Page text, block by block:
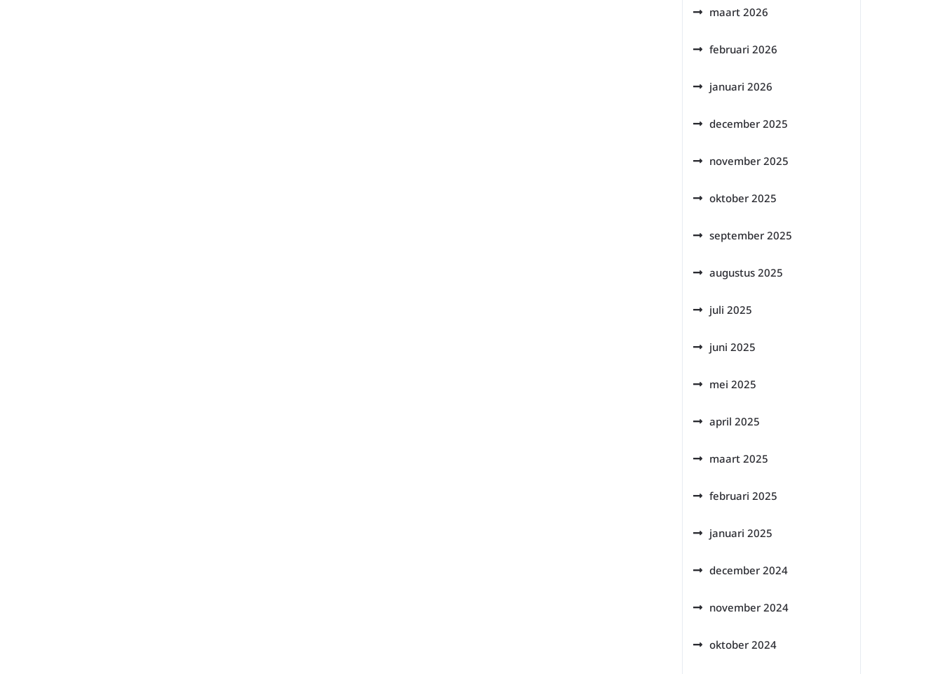
maart 2026
februari 2026
januari 2026
december 2025
november 2025
oktober 2025
september 2025
augustus 2025
juli 2025
juni 2025
mei 2025
april 2025
maart 2025
februari 2025
januari 2025
december 2024
november 2024
oktober 2024